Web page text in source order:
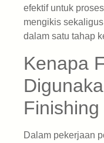
efektif untuk proses
mengikis
dalam satu tahap
Kenapa
Dalam pekerjaan